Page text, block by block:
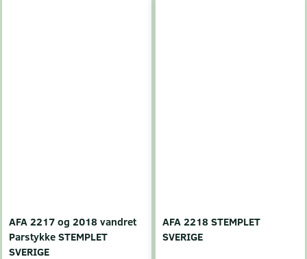
AFA 2217 og 2018 vandret
Parstykke STEMPLET
SVERIGE
AFA 2218 STEMPLET
SVERIGE